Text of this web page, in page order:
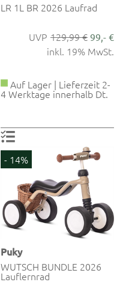
LR 1L BR 2026 Laufrad
129,99 € 99,- €
inkl. 19% MwSt.
Auf Lager | Lieferzeit 2-
4 Werktage innerhalb Dt.
- 14%
Puky
WUTSCH BUNDLE 2026
Lauflernrad